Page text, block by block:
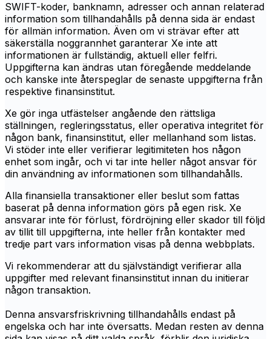
SWIFT-koder, banknamn, adresser och annan relaterad
information som tillhandahålls på denna sida är endast
för allmän information. Även om vi strävar efter att
säkerställa noggrannhet garanterar Xe inte att
informationen är fullständig, aktuell eller felfri.
Uppgifterna kan ändras utan föregående meddelande
och kanske inte återspeglar de senaste uppgifterna från
respektive finansinstitut.
Xe gör inga utfästelser angående den rättsliga
ställningen, regleringsstatus, eller operativa integritet för
någon bank, finansinstitut, eller mellanhand som listas.
Vi stöder inte eller verifierar legitimiteten hos någon
enhet som ingår, och vi tar inte heller något ansvar för
din användning av informationen som tillhandahålls.
Alla finansiella transaktioner eller beslut som fattas
baserat på denna information görs på egen risk. Xe
ansvarar inte för förlust, fördröjning eller skador till följd
av tillit till uppgifterna, inte heller från kontakter med
tredje part vars information visas på denna webbplats.
Vi rekommenderar att du självständigt verifierar alla
uppgifter med relevant finansinstitut innan du initierar
någon transaktion.
Denna ansvarsfriskrivning tillhandahålls endast på
engelska och har inte översatts. Medan resten av denna